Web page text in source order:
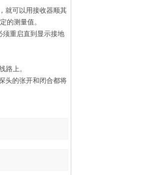
就可以用接收器顺其
的测量值。
须重启直到显示接地
路上。
头的张开和闭合都将